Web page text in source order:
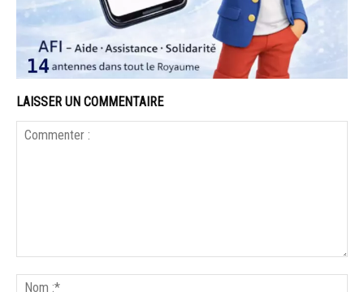
LAISSER UN COMMENTAIRE